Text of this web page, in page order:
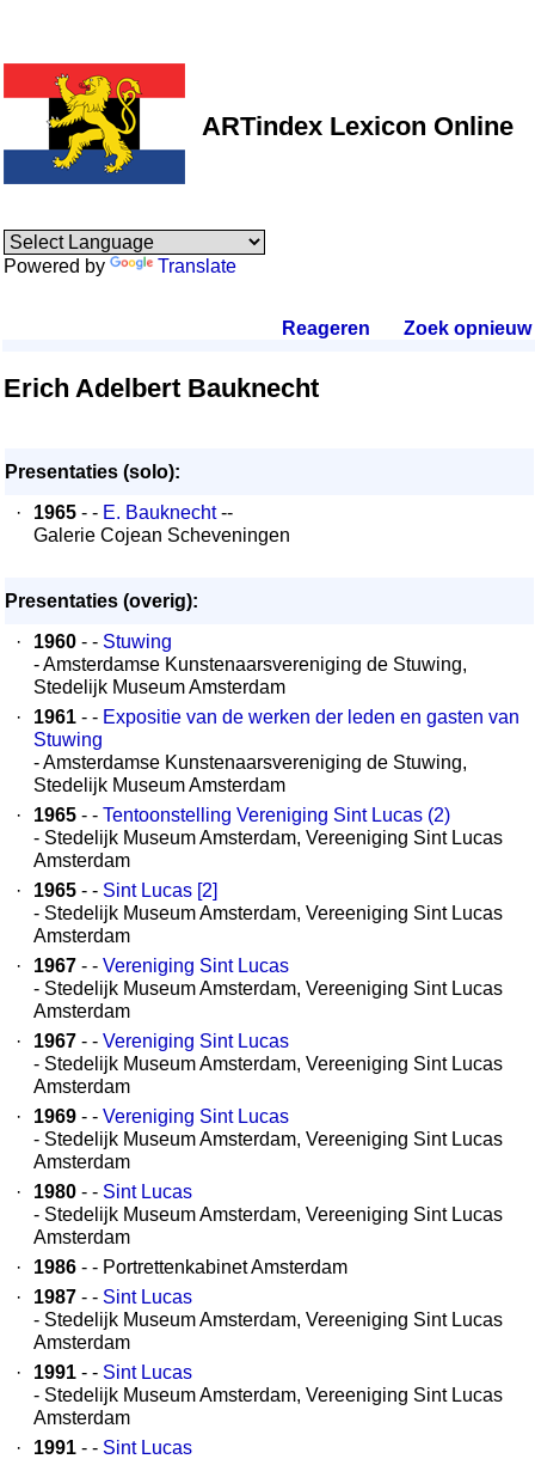
ARTindex Lexicon Online
Powered by Translate
Reageren Zoek opnieuw.
Erich Adelbert Bauknecht
Presentaties (solo):
·
1965 - - E. Bauknecht--
Galerie Cojean Scheveningen
Presentaties (overig):
·
1960 - - Stuwing
- Amsterdamse Kunstenaarsvereniging de Stuwing,
Stedelijk Museum Amsterdam
·
1961 - - Expositie van de werken der leden en gasten van
Stuwing
- Amsterdamse Kunstenaarsvereniging de Stuwing,
Stedelijk Museum Amsterdam
·
1965 - - Tentoonstelling Vereniging Sint Lucas (2)
- Stedelijk Museum Amsterdam, Vereeniging Sint Lucas
Amsterdam
·
1965 - - Sint Lucas [2]
- Stedelijk Museum Amsterdam, Vereeniging Sint Lucas
Amsterdam
·
1967 - - Vereniging Sint Lucas
- Stedelijk Museum Amsterdam, Vereeniging Sint Lucas
Amsterdam
·
1967 - - Vereniging Sint Lucas
- Stedelijk Museum Amsterdam, Vereeniging Sint Lucas
Amsterdam
·
1969 - - Vereniging Sint Lucas
- Stedelijk Museum Amsterdam, Vereeniging Sint Lucas
Amsterdam
·
1980 - - Sint Lucas
- Stedelijk Museum Amsterdam, Vereeniging Sint Lucas
Amsterdam
·
1986 - - Portrettenkabinet Amsterdam
·
1987 - - Sint Lucas
- Stedelijk Museum Amsterdam, Vereeniging Sint Lucas
Amsterdam
·
1991 - - Sint Lucas
- Stedelijk Museum Amsterdam, Vereeniging Sint Lucas
Amsterdam
·
1991 - - Sint Lucas